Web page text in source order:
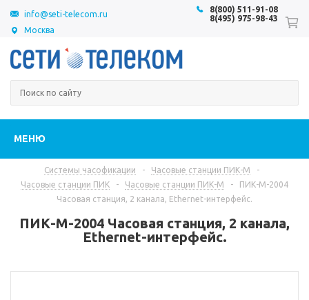
Москва
8(800) 511-91-08
8(495) 975-98-43
info@seti-telecom.ru
МЕНЮ
Системы часофикации - Часовые станции ПИК-М
-
Часовые станции ПИК
- Часовые станции ПИК-М -
ПИК-М-2004
Часовая станция, 2 канала, Ethernet-интерфейс.
ПИК-М-2004 Часовая станция, 2 канала,
Ethernet-интерфейс.